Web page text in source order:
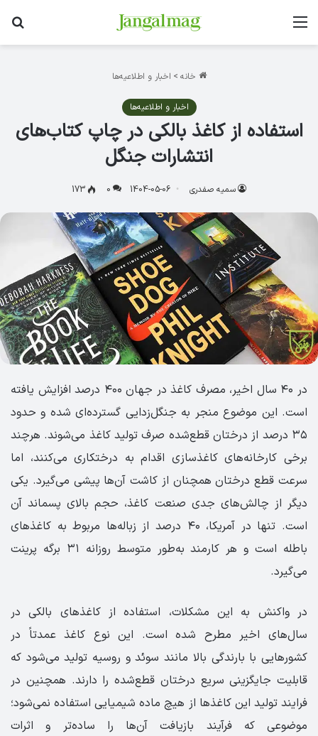
منو
خانه > اخبار و اطلاعیه‌ها
اخبار و اطلاعیه‌ها
استفاده از کاغذ بالکی در چاپ کتاب‌های
انتشارات جنگل
سمیه صفدری 1404-05-06
0
173
در ۴۰ سال اخیر، مصرف کاغذ در جهان ۴۰۰ درصد افزایش یافته
است. این موضوع منجر به جنگل‌زدایی گسترده‌ای شده و حدود
۳۵ درصد از درختان قطع‌شده صرف تولید کاغذ می‌شوند. هرچند
برخی کارخانه‌های کاغذسازی اقدام به درختکاری می‌کنند، اما
سرعت قطع درختان همچنان از کاشت آن‌ها پیشی می‌گیرد. یکی
دیگر از چالش‌های جدی صنعت کاغذ، حجم بالای پسماند آن
است. تنها در آمریکا، ۴۰ درصد از زباله‌ها مربوط به کاغذهای
باطله است و هر کارمند به‌طور متوسط روزانه ۳۱ برگه پرینت
می‌گیرد.
در واکنش به این مشکلات، استفاده از کاغذهای بالکی در
سال‌های اخیر مطرح شده است. این نوع کاغذ عمدتاً در
کشورهایی با بارندگی بالا مانند سوئد و روسیه تولید می‌شود که
قابلیت جایگزینی سریع درختان قطع‌شده را دارند. همچنین در
فرایند تولید این کاغذها از هیچ ماده شیمیایی استفاده نمی‌شود؛
موضوعی که فرآیند بازیافت آن‌ها را ساده‌تر و اثرات